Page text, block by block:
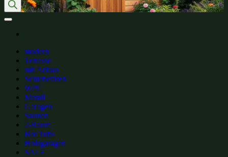
modern
Terrasse
mit Anbau
Schiebetüren
WPC
Metall
Garagen
Saunen
2-Raum
Hot Tubs
Holzgaragen
SALE